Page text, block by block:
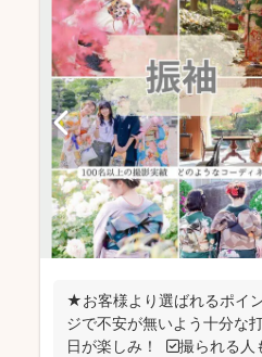
★お客様より選ばれるポ
ジで不安が無いよう十分な
日が楽しみ！ ☑撮られる人